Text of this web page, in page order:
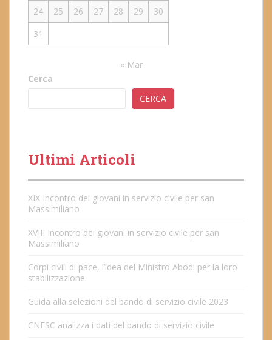
24 25 26 27 28 29
30
31
« Mar
Cerca
CERCA
Ultimi Articoli
XIX Incontro dei giovani in servizio civile per san
Massimiliano
XVIII Incontro dei giovani in servizio civile per san
Massimiliano
Corpi civili di pace, l’idea del Ministro Abodi per la loro
stabilizzazione
Guida alla selezioni del bando di servizio civile 2023
CNESC analizza i dati del bando di servizio civile